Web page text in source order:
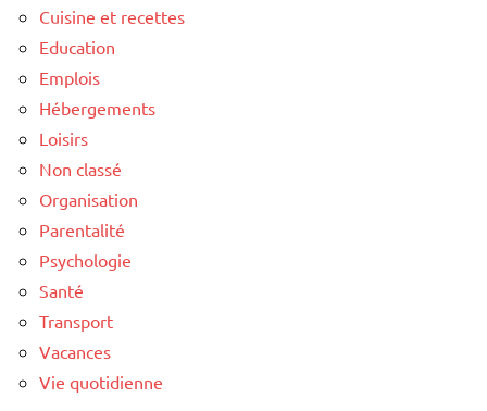
Cuisine et recettes
Education
Emplois
Hébergements
Loisirs
Non classé
Organisation
Parentalité
Psychologie
Santé
Transport
Vacances
Vie quotidienne